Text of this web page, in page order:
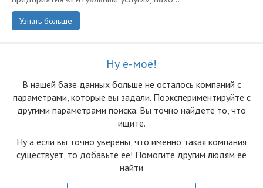
Узнать больше
Ну ё-моё!
В нашей базе данных больше не осталоcь компаний с
параметрами, которые вы задали. Поэкспериментируйте с
другими параметрами поиска. Вы точно найдете то, что
ищите.
Ну а если вы точно уверены, что именно такая компания
существует, то добавьте её! Помогите другим людям её
найти